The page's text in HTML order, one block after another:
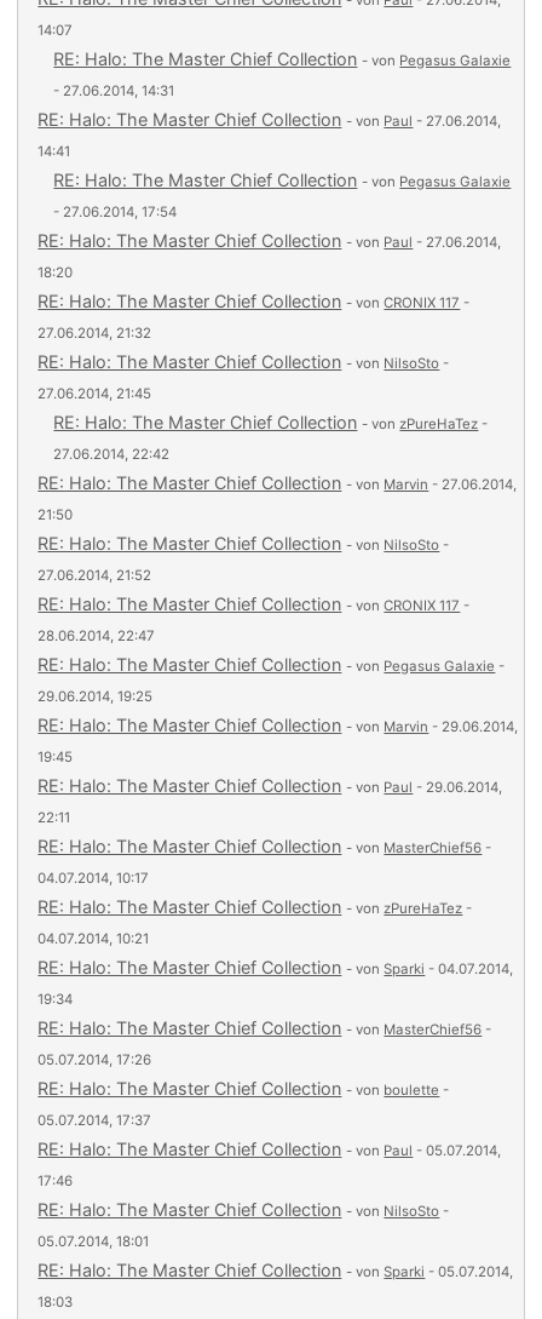
14:07
RE: Halo: The Master Chief Collection - von Pegasus Galaxie
- 27.06.2014, 14:31
RE: Halo: The Master Chief Collection - von Paul - 27.06.2014,
14:41
RE: Halo: The Master Chief Collection - von Pegasus Galaxie
- 27.06.2014, 17:54
RE: Halo: The Master Chief Collection - von Paul - 27.06.2014,
18:20
RE: Halo: The Master Chief Collection - vonCRONIX 117 -
27.06.2014, 21:32
RE: Halo: The Master Chief Collection - von NilsoSto -
27.06.2014, 21:45
RE: Halo: The Master Chief Collection - vonzPureHaTez -
27.06.2014, 22:42
RE: Halo: The Master Chief Collection - von Marvin - 27.06.2014,
21:50
RE: Halo: The Master Chief Collection - von NilsoSto -
27.06.2014, 21:52
RE: Halo: The Master Chief Collection - vonCRONIX 117 -
28.06.2014, 22:47
RE: Halo: The Master Chief Collection - von Pegasus Galaxie -
29.06.2014, 19:25
RE: Halo: The Master Chief Collection - von Marvin - 29.06.2014,
19:45
RE: Halo: The Master Chief Collection - von Paul - 29.06.2014,
22:11
RE: Halo: The Master Chief Collection - von MasterChief56 -
04.07.2014, 10:17
RE: Halo: The Master Chief Collection - vonzPureHaTez -
04.07.2014, 10:21
RE: Halo: The Master Chief Collection - vonSparki - 04.07.2014,
19:34
RE: Halo: The Master Chief Collection - von MasterChief56 -
05.07.2014, 17:26
RE: Halo: The Master Chief Collection - von boulette -
05.07.2014, 17:37
RE: Halo: The Master Chief Collection - von Paul - 05.07.2014,
17:46
RE: Halo: The Master Chief Collection - von NilsoSto -
05.07.2014, 18:01
RE: Halo: The Master Chief Collection - vonSparki - 05.07.2014,
18:03